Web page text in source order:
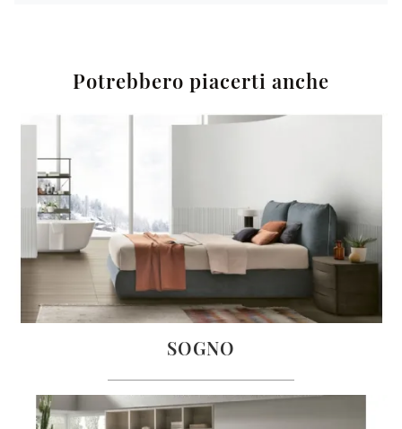
Potrebbero piacerti anche
SOGNO